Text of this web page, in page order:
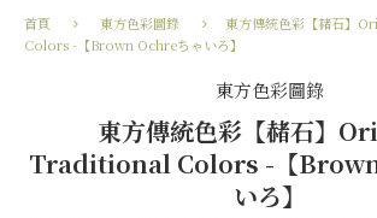
首頁 東方色彩圖錄
東方傳統色彩【赭石】
Colors -【Brown Ochreちゃいろ】
東方色彩圖錄
東方傳統色彩【赭石】
Traditional Colors -【
いろ】